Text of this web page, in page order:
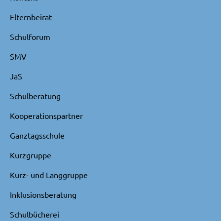
Elternbeirat
Schulforum
SMV
JaS
Schulberatung
Kooperationspartner
Ganztagsschule
Kurzgruppe
Kurz- und Langgruppe
Inklusionsberatung
Schulbücherei